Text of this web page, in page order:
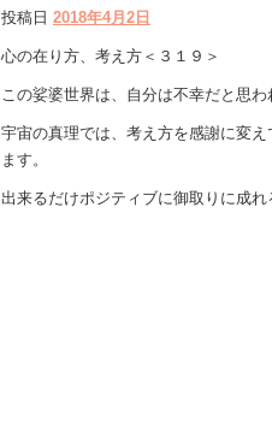
投稿日 2018年4月2日
心の在り方、考え方＜３１９＞
この娑婆世界は、自分は不幸だと思
宇宙の真理では、考え方を感謝に変
ます。
出来るだけポジティブに御取りに成